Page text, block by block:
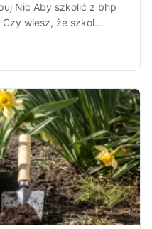
Nic Aby szkolić z bhp
wiesz, że szkol...